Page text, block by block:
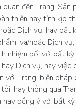
đến Trang,
thiện hay tính kịp
Dịch vụ, hay
và/hoặc Dịch
nhiệm đối với bất
Dịch vụ, hay
Trang, biện
hay thông qua
đồng ý với bất